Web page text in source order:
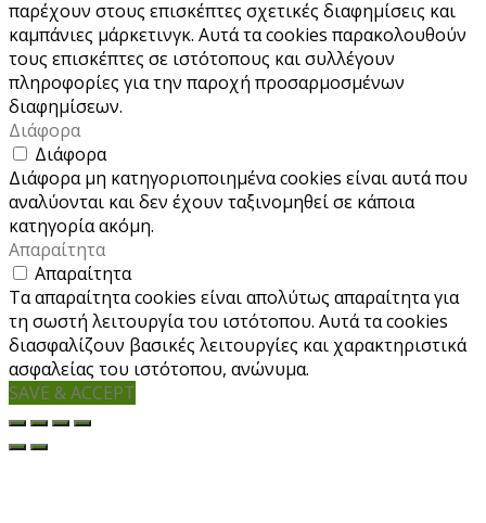
παρέχουν στους επισκέπτες σχετικές διαφημίσεις και
καμπάνιες μάρκετινγκ. Αυτά τα cookies παρακολουθούν
τους επισκέπτες σε ιστότοπους και συλλέγουν
πληροφορίες για την παροχή προσαρμοσμένων
διαφημίσεων.
Διάφορα
Διάφορα
Διάφορα μη κατηγοριοποιημένα cookies είναι αυτά που
αναλύονται και δεν έχουν ταξινομηθεί σε κάποια
κατηγορία ακόμη.
Απαραίτητα
Απαραίτητα
Τα απαραίτητα cookies είναι απολύτως απαραίτητα για
τη σωστή λειτουργία του ιστότοπου. Αυτά τα cookies
διασφαλίζουν βασικές λειτουργίες και χαρακτηριστικά
ασφαλείας του ιστότοπου, ανώνυμα.
SAVE & ACCEPT